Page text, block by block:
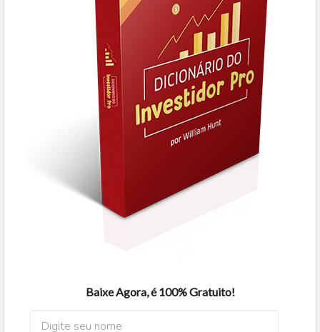
Baixe Agora, é 100% Gratuito!